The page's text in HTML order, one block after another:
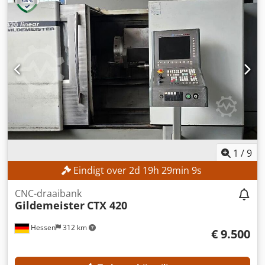
hoogste bod! TECHNISCHE GEGEVENS Spoedbereik: 0 –
2.500 toeren/min Zwaai-diameter: 500 mm Djdpfxezpxglo
Abfskr Diameter draaiende delen over het bed: 570 mm
Diameter draaiende delen over de steun: 340 mm Hoogte
tussen de punten: 280 mm Afstand tussen de punten:
1.000 mm UITVOERING Accessoires (zie afbeeldingen)
1 /9
Eindigt over2d 19h 29min 8s
Hessen 312 km
CNC-draaibank
Gildemeister CTX 420
€ 9.500